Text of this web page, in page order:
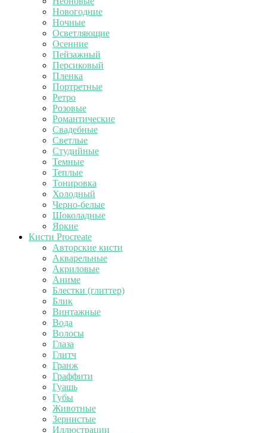
Новогодние
Ночные
Осветляющие
Осенние
Пейзажный
Персиковый
Пленка
Портретные
Ретро
Розовые
Романтические
Свадебные
Светлые
Студийные
Темные
Теплые
Тонировка
Холодный
Черно-белые
Шоколадные
Яркие
Кисти Procreate
Авторские кисти
Акварельные
Акриловые
Аниме
Блестки (глиттер)
Блик
Винтажные
Вода
Волосы
Глаза
Глитч
Гранж
Граффити
Гуашь
Губы
Животные
Зернистые
Иллюстрации